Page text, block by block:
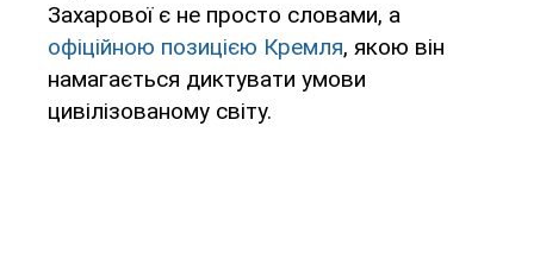
Захарової є не просто словами, а
офіційною позицією Кремля, якою він
намагається диктувати умови
цивілізованому світу.